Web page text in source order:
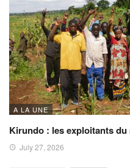
A LA UNE
Kirundo : les exploitants du
July 27, 2026